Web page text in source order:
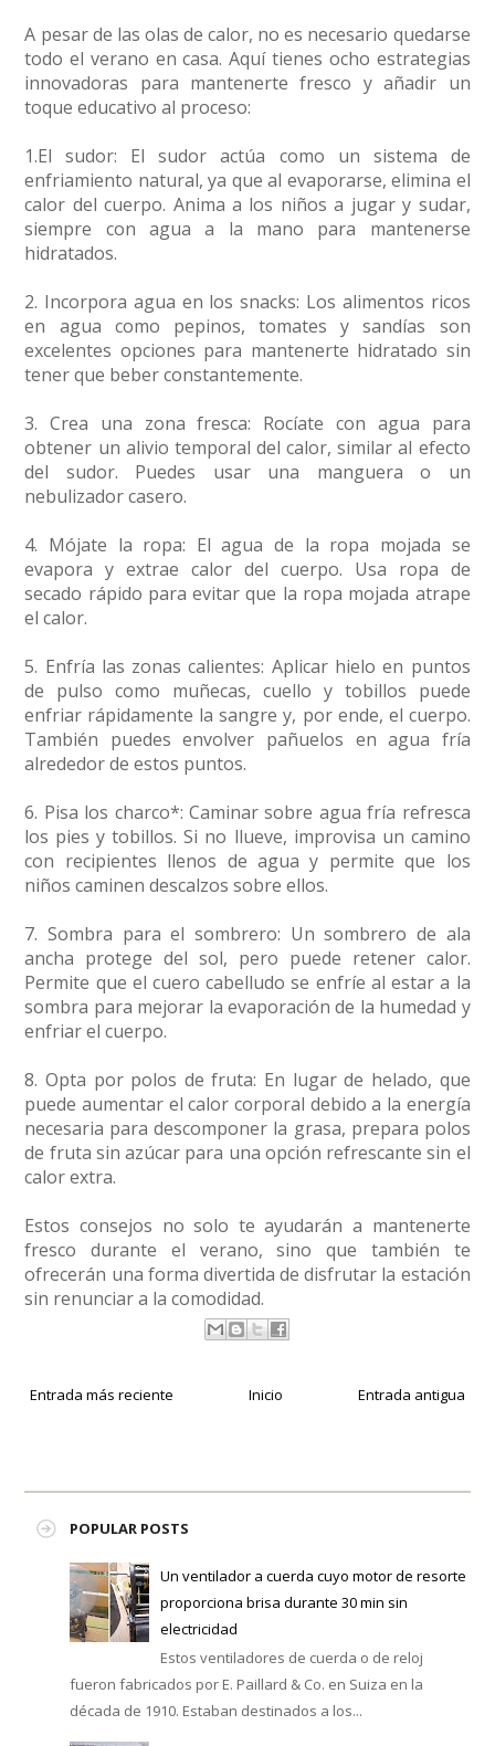
A pesar de las olas de calor, no es necesario quedarse
todo el verano en casa. Aquí tienes ocho estrategias
innovadoras para mantenerte fresco y añadir un
toque educativo al proceso:
1.El sudor: El sudor actúa como un sistema de
enfriamiento natural, ya que al evaporarse, elimina el
calor del cuerpo. Anima a los niños a jugar y sudar,
siempre con agua a la mano para mantenerse
hidratados.
2. Incorpora agua en los snacks: Los alimentos ricos
en agua como pepinos, tomates y sandías son
excelentes opciones para mantenerte hidratado sin
tener que beber constantemente.
3. Crea una zona fresca: Rocíate con agua para
obtener un alivio temporal del calor, similar al efecto
del sudor. Puedes usar una manguera o un
nebulizador casero.
4. Mójate la ropa: El agua de la ropa mojada se
evapora y extrae calor del cuerpo. Usa ropa de
secado rápido para evitar que la ropa mojada atrape
el calor.
5. Enfría las zonas calientes: Aplicar hielo en puntos
de pulso como muñecas, cuello y tobillos puede
enfriar rápidamente la sangre y, por ende, el cuerpo.
También puedes envolver pañuelos en agua fría
alrededor de estos puntos.
6. Pisa los charco*: Caminar sobre agua fría refresca
los pies y tobillos. Si no llueve, improvisa un camino
con recipientes llenos de agua y permite que los
niños caminen descalzos sobre ellos.
7. Sombra para el sombrero: Un sombrero de ala
ancha protege del sol, pero puede retener calor.
Permite que el cuero cabelludo se enfríe al estar a la
sombra para mejorar la evaporación de la humedad y
enfriar el cuerpo.
8. Opta por polos de fruta: En lugar de helado, que
puede aumentar el calor corporal debido a la energía
necesaria para descomponer la grasa, prepara polos
de fruta sin azúcar para una opción refrescante sin el
calor extra.
Estos consejos no solo te ayudarán a mantenerte
fresco durante el verano, sino que también te
ofrecerán una forma divertida de disfrutar la estación
sin renunciar a la comodidad.
Entrada más reciente Entrada antigua
Inicio
POPULAR POSTS
Un ventilador a cuerda cuyo motor de resorte
proporciona brisa durante 30 min sin
electricidad
Estos ventiladores de cuerda o de reloj
fueron fabricados por E. Paillard & Co. en Suiza en la
década de 1910. Estaban destinados a los...